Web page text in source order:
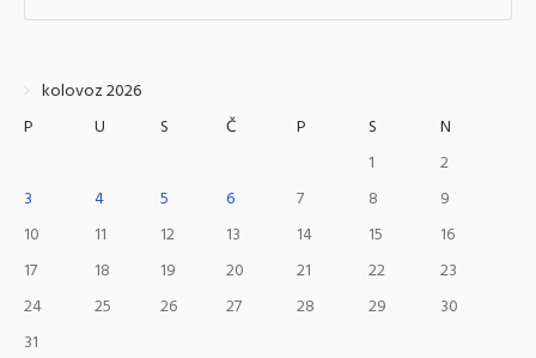
kolovoz 2026
P
U S Č P S
N
1
2
3
4 5 6 7 8
9
10
11 12 13 14 15
16
17
18 19 20 21 22
23
24
25 26 27 28 29
30
31